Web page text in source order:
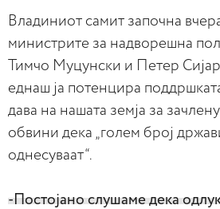
Владиниот самит започна
министрите за надворешна
Тимчо Муцунски и Петер
еднаш ја потенцира
дава на нашата земја за
обвини дека „голем број
однесуваат“.
-Постојано слушаме дека